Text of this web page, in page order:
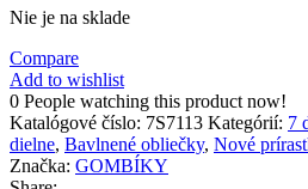
Nie je na sklade
Compare
Add to wishlist
0 People watching this product now!
Katalógové číslo: 7S7113 Kategórií: 7
dielne, Bavlnené obliečky, Nové
Značka: GOMBÍKY